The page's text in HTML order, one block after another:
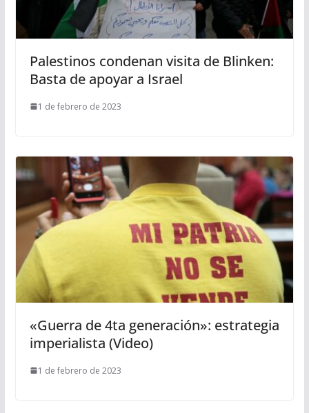
Palestinos condenan visita de Blinken:
Basta de apoyar a Israel
1 de febrero de 2023
«Guerra de 4ta generación»: estrategia
imperialista (Video)
1 de febrero de 2023